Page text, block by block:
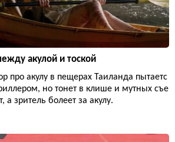
акулой и тоской
про акулу в пещерах Таиланда пытаетс
но тонет в клише и мутных съе
а зритель болеет за акулу.